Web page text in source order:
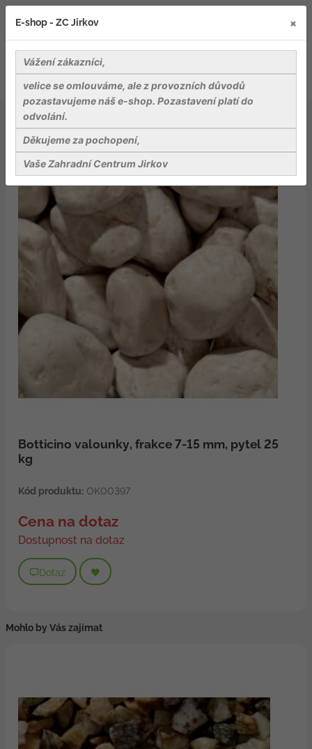
Kameny a dekorativní stěrky
Botticino valounky, frakce 7-15 mm, pytel 25 kg
Botticino valounky, frakce 7-15 mm, pytel 25
kg
Kód produktu:OK00397
Cena na dotaz
Dostupnost na dotaz
Dotaz
Mohlo by Vás zajímat
E-shop - ZC Jirkov ×
Vážení zákazníci,
velice se omlouváme, ale z provozních důvodů
pozastavujeme náš e-shop. Pozastavení platí do
odvolání.
Děkujeme za pochopení,
Vaše Zahradní Centrum Jirkov